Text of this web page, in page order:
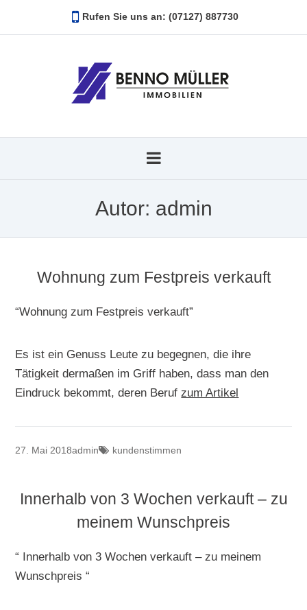
Rufen Sie uns an: (07127) 887730
Autor: admin
Wohnung zum Festpreis verkauft
“Wohnung zum Festpreis verkauft”
Es ist ein Genuss Leute zu begegnen, die ihre
Tätigkeit dermaßen im Griff haben, dass man den
Eindruck bekommt, deren Berufzum Artikel
27. Mai 2018admin kundenstimmen
Innerhalb von 3 Wochen verkauft – zu
meinem Wunschpreis
“ Innerhalb von 3 Wochen verkauft – zu meinem
Wunschpreis “